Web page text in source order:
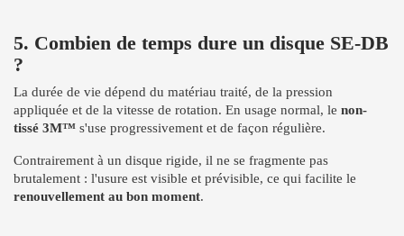
5. Combien de temps dure un disque SE-DB
?
La durée de vie dépend du matériau traité, de la pression
appliquée et de la vitesse de rotation. En usage normal, le non-
tissé 3M™ s'use progressivement et de façon régulière.
Contrairement à un disque rigide, il ne se fragmente pas
brutalement : l'usure est visible et prévisible, ce qui facilite le
renouvellement au bon moment.